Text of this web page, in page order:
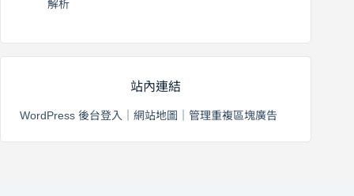
解析
站內連結
WordPress 後台登入 網站地圖 管理重複區塊廣告